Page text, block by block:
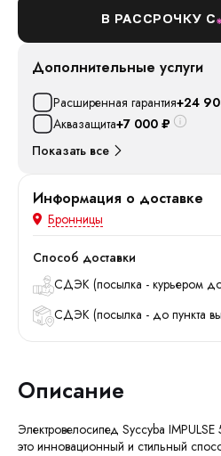
В РАССРОЧКУ С
Дополнительные услуги
Расширенная гарантия+24
Аквазащита+7 000 ₽
Показать все
Информация о доставке
Бронницы
Способ доставки
СДЭК (посылка - курьером
СДЭК (посылка - до пункта
Описание
Электровелосипед Syccyba
это инновационный и стильный